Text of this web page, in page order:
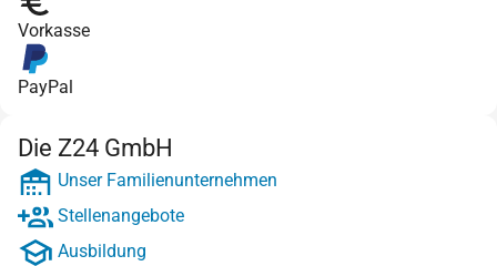
Vorkasse
PayPal
Die Z24 GmbH
Unser Familienunternehmen
Stellenangebote
Ausbildung